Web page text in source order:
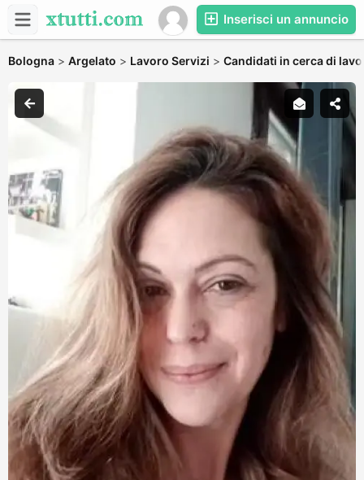
Inserisci un annuncio
Bologna > Argelato > Lavoro Servizi > Candidati in cerca di